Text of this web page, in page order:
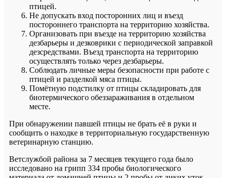
птицей.
Не допускать вход посторонних лиц и въезд
постороннего транспорта на территорию хозяйства.
Организовать при въезде на территорию хозяйства
дезбарьеры и дезковрики с периодической заправкой
дезсредствами. Въезд транспорта на территорию
осуществлять только через дезбарьеры.
Соблюдать личные меры безопасности при работе с
птицей и разделкой мяса птицы.
Помётную подстилку от птицы складировать для
биотермического обеззараживания в отдельном
месте.
При обнаружении павшей птицы не брать её в руки и
сообщить о находке в территориальную государственную
ветеринарную станцию.
Ветслужбой района за 7 месяцев текущего года было
исследовано на грипп 334 пробы биологического